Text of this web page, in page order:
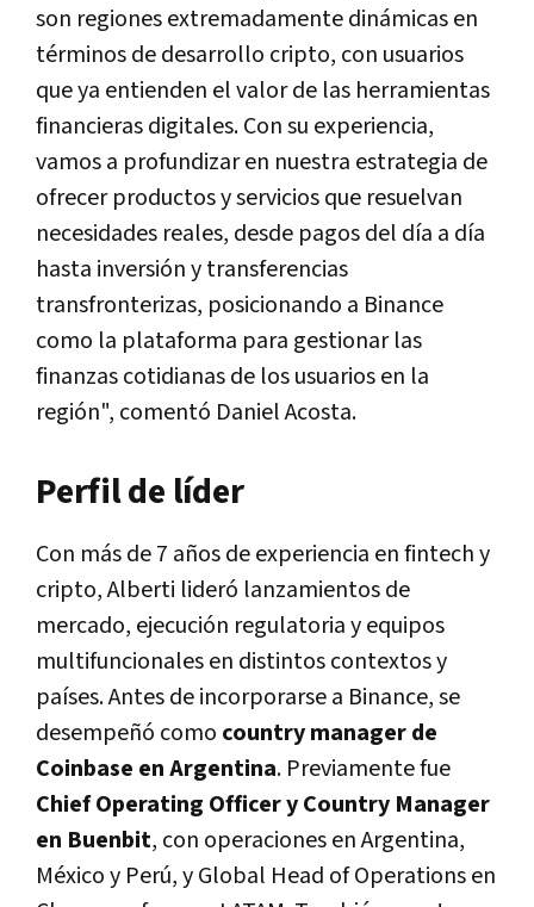
son regiones extremadamente dinámicas en
términos de desarrollo cripto, con usuarios
que ya entienden el valor de las herramientas
financieras digitales. Con su experiencia,
vamos a profundizar en nuestra estrategia de
ofrecer productos y servicios que resuelvan
necesidades reales, desde pagos del día a día
hasta inversión y transferencias
transfronterizas, posicionando a Binance
como la plataforma para gestionar las
finanzas cotidianas de los usuarios en la
región", comentó Daniel Acosta.
Perfil de líder
Con más de 7 años de experiencia en fintech y
cripto, Alberti lideró lanzamientos de
mercado, ejecución regulatoria y equipos
multifuncionales en distintos contextos y
países. Antes de incorporarse a Binance, se
desempeñó como country manager de
Coinbase en Argentina. Previamente fue
Chief Operating Officer y Country Manager
en Buenbit, con operaciones en Argentina,
México y Perú, y Global Head of Operations en